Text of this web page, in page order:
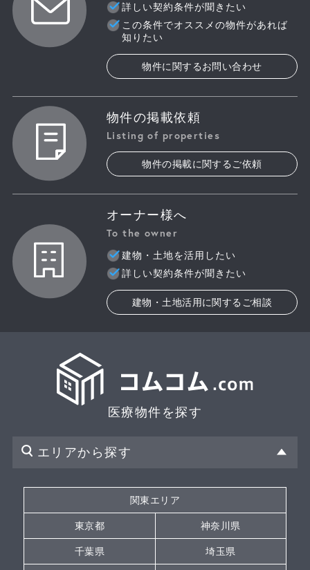
詳しい契約条件が聞きたい
この条件でオススメの物件があれば
知りたい
物件に関するお問い合わせ
物件の掲載依頼
Listing of properties
物件の掲載に関するご依頼
オーナー様へ
To the owner
建物・土地を活用したい
詳しい契約条件が聞きたい
建物・土地活用に関するご相談
医療物件を探す
エリアから探す
関東エリア
東京都 神奈川県
千葉県 埼玉県